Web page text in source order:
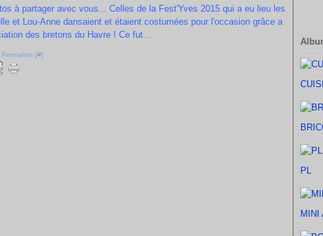
à partager avec vous... Celles de la Fest'Yves 2015 qui a eu lieu les
et Lou-Anne dansaient et étaient costumées pour l'occasion grâce a
des bretons du Havre ! Ce fut...
Permalien [#]
PL
MINI